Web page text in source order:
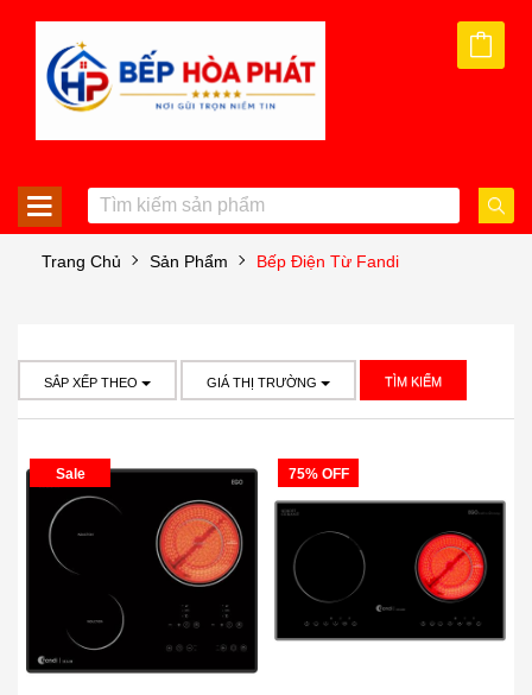
Trang Chủ Sản Phẩm Bếp Điện Từ Fandi
SẮP XẾP THEO GIÁ THỊ TRƯỜNG TÌM KIẾM
Sale 75% OFF